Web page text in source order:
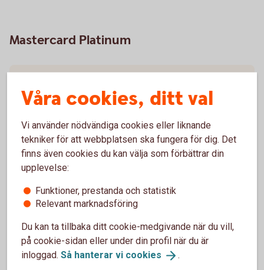
Mastercard Platinum
Mastercard Platinum
Tankning av fel bränsle – Mastercard Platinum
Villkor - Mastercard Platinum
Kontakt Mastercard Platinum
Ring 0771-42 00 10 – frågor eller spärr av
kort, Mastercard Platinum
Våra cookies, ditt val
Vi använder nödvändiga cookies eller liknande
tekniker för att webbplatsen ska fungera för dig. Det
finns även cookies du kan välja som förbättrar din
upplevelse:
Funktioner, prestanda och statistik
Relevant marknadsföring
Du kan ta tillbaka ditt cookie-medgivande när du vill,
på cookie-sidan eller under din profil när du är
inloggad. Så hanterar vi cookies .